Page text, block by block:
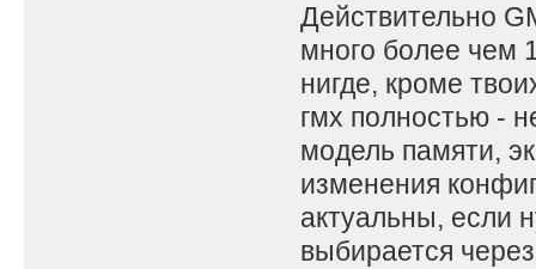
Действительно
много более чем
нигде, кроме
гмх полностью -
модель памяти,
изменения
актуальны, если
выбирается